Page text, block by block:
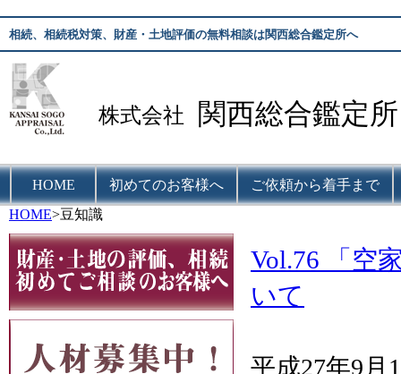
相続、相続税対策、財産・土地評価の無料相談は関西総合鑑定所へ
株式会社 関西総合鑑定所
HOME 初めてのお客様へ
ご依頼から着手まで
HOME>豆知識
Vol.76 「空
いて
平成27年9月